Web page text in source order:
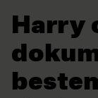
Harry